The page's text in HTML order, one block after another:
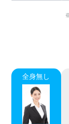
全身無し